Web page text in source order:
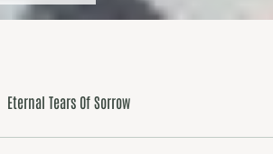
Eternal Tears Of Sorrow